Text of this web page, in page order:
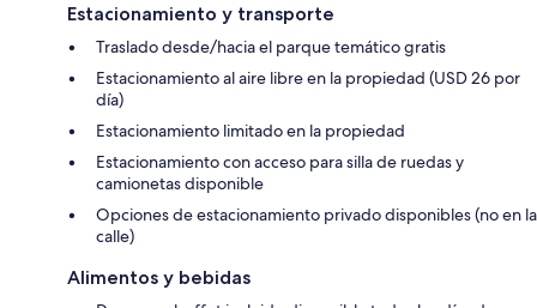
Estacionamiento y transporte
Traslado desde/hacia el parque temático gratis
Estacionamiento al aire libre en la propiedad (USD 26 por
día)
Estacionamiento limitado en la propiedad
Estacionamiento con acceso para silla de ruedas y
camionetas disponible
Opciones de estacionamiento privado disponibles (no en la
calle)
Alimentos y bebidas